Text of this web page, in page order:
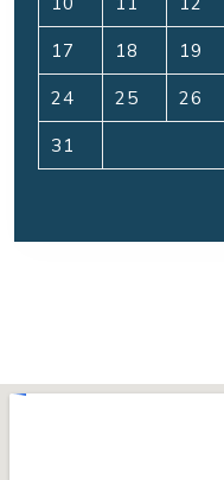
17 18 19
24 25 26
31